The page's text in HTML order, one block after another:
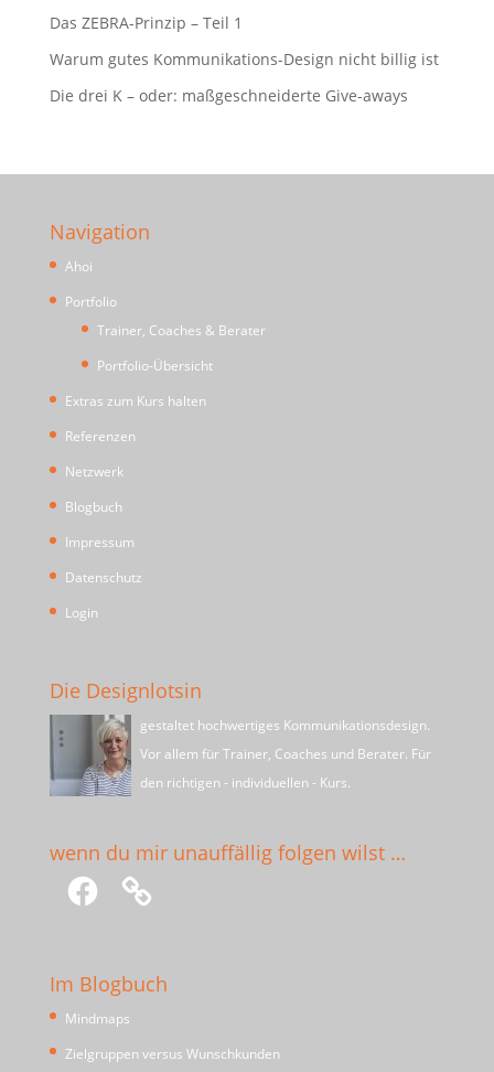
Das ZEBRA-Prinzip – Teil 1
Warum gutes Kommunikations-Design nicht billig ist
Die drei K – oder: maßgeschneiderte Give-aways
Navigation
Ahoi
Portfolio
Trainer, Coaches & Berater
Portfolio-Übersicht
Extras zum Kurs halten
Referenzen
Netzwerk
Blogbuch
Impressum
Datenschutz
Login
Die Designlotsin
gestaltet hochwertiges Kommunikationsdesign.
Vor allem für Trainer, Coaches und Berater. Für
den richtigen - individuellen - Kurs.
wenn du mir unauffällig folgen wilst …
Facebook
Im Blogbuch
Mindmaps
Zielgruppen versus Wunschkunden